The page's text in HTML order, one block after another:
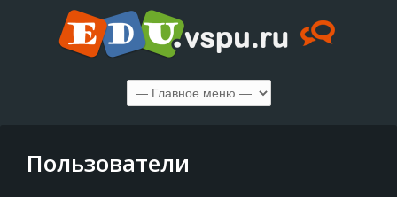
Пользователи